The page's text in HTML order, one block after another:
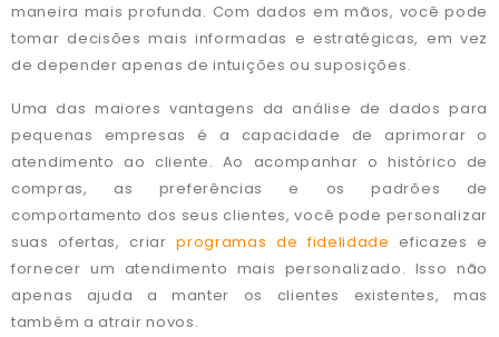
maneira mais profunda. Com dados em mãos, você pode
tomar decisões mais informadas e estratégicas, em vez
de depender apenas de intuições ou suposições.
Uma das maiores vantagens da análise de dados para
pequenas empresas é a capacidade de aprimorar o
atendimento ao cliente. Ao acompanhar o histórico de
compras, as preferências e os padrões de
comportamento dos seus clientes, você pode personalizar
suas ofertas, criar programas de fidelidade eficazes e
fornecer um atendimento mais personalizado. Isso não
apenas ajuda a manter os clientes existentes, mas
também a atrair novos.